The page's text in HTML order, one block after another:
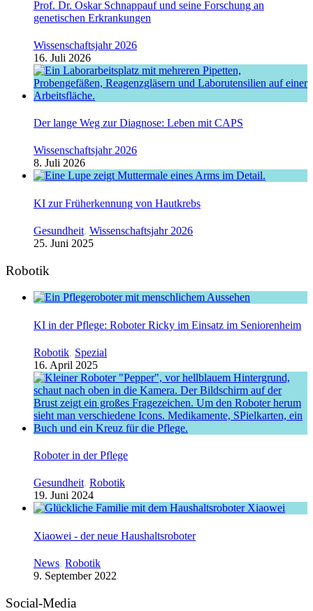
Prof. Dr. Oskar Schnappauf und seine Forschung an
genetischen Erkrankungen
Wissenschaftsjahr 2026
16. Juli 2026
Der lange Weg zur Diagnose: Leben mit CAPS
Wissenschaftsjahr 2026
8. Juli 2026
KI zur Früherkennung von Hautkrebs
Gesundheit, Wissenschaftsjahr 2026
25. Juni 2025
Robotik
KI in der Pflege: Roboter Ricky im Einsatz im Seniorenheim
Robotik, Spezial
16. April 2025
Roboter in der Pflege
Gesundheit, Robotik
19. Juni 2024
Xiaowei - der neue Haushaltsroboter
News, Robotik
9. September 2022
Social-Media